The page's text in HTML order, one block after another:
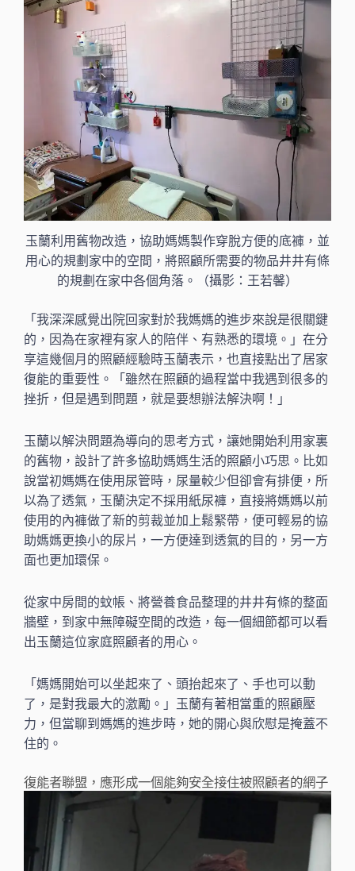
玉蘭利用舊物改造，協助媽媽製作穿脫方便的底褲，並
用心的規劃家中的空間，將照顧所需要的物品井井有條
的規劃在家中各個角落。（攝影：王若馨）
「我深深感覺出院回家對於我媽媽的進步來說是很關鍵
的，因為在家裡有家人的陪伴、有熟悉的環境。」在分
享這幾個月的照顧經驗時玉蘭表示，也直接點出了居家
復能的重要性。「雖然在照顧的過程當中我遇到很多的
挫折，但是遇到問題，就是要想辦法解決啊！」
玉蘭以解決問題為導向的思考方式，讓她開始利用家裏
的舊物，設計了許多協助媽媽生活的照顧小巧思。比如
說當初媽媽在使用尿管時，尿量較少但卻會有排便，所
以為了透氣，玉蘭決定不採用紙尿褲，直接將媽媽以前
使用的內褲做了新的剪裁並加上鬆緊帶，便可輕易的協
助媽媽更換小的尿片，一方便達到透氣的目的，另一方
面也更加環保。
從家中房間的蚊帳、將營養食品整理的井井有條的整面
牆壁，到家中無障礙空間的改造，每一個細節都可以看
出玉蘭這位家庭照顧者的用心。
「媽媽開始可以坐起來了、頭抬起來了、手也可以動
了，是對我最大的激勵。」玉蘭有著相當重的照顧壓
力，但當聊到媽媽的進步時，她的開心與欣慰是掩蓋不
住的。
復能者聯盟，應形成一個能夠安全接住被照顧者的網子